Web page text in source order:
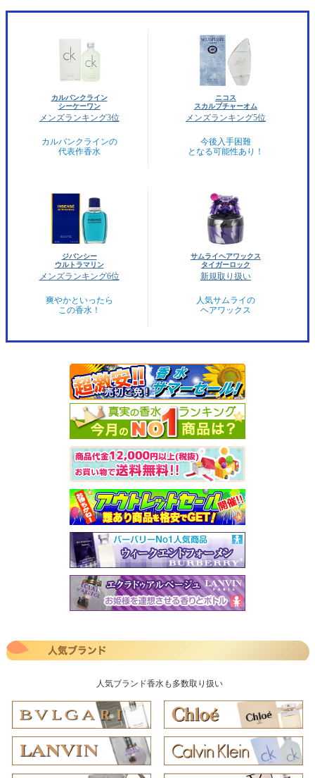
カルバンクライン
シーケーワン
メンズランキング3位
カルバンクラインの
代表作香水
ニコス
スカルプチャーオム
メンズランキング5位
今後入手困難
となる可能性あり！
ジバンシー
ウルトラマリン
メンズランキング6位
爽やかといったら
この香水！
サムライヘアワックス
タイガーロック
新規取り扱い
人気サムライの
ヘアワックス
人気ブランド香水も多数取り扱い